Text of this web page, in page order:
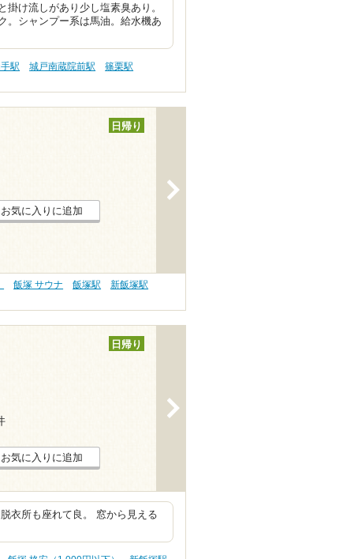
け流しがあり少し塩素臭あり。
。シャンプー系は馬油。給水機あ
駅 城戸南蔵院前駅
篠栗駅
日帰り
お気に入りに追加
飯塚 サウナ 飯塚駅
新飯塚駅
日帰り
お気に入りに追加
衣所も座れて良。 窓から見える